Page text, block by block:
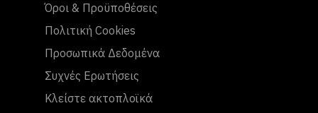
Όροι & Προϋποθέσεις
Πολιτική Cookies
Προσωπικά Δεδομένα
Συχνές Ερωτήσεις
Κλείστε ακτοπλοϊκά